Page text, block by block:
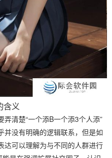
含义
清楚“一个添B一个添3个人添”
并没有明确的逻辑联系，但是如
达可以理解为与不同的人群进行